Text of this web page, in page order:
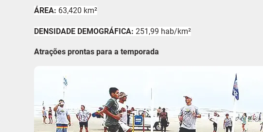
ÁREA: 63,420 km²
DENSIDADE DEMOGRÁFICA: 251,99 hab/km²
Atrações prontas para a temporada